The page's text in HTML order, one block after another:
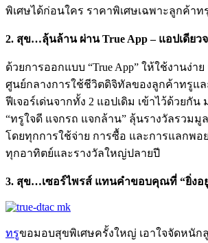
พิเศษได้ก่อนใคร ราคาพิเศษเฉพาะลูกค้า
2. สุข…ลุ้นล้าน ผ่าน True App – แอปเดียว
ด้วยการออกแบบ “True App” ให้ใช้งานง่า
ศูนย์กลางการใช้ชีวิตดิจิทัลของลูกค้าทรูแ
ฟีเจอร์เด่นจากทั้ง 2 แอปเดิม เข้าไว้ด้วยกั
“ทรูใจดี แจกรถ แจกล้าน” ลุ้นรางวัลรวมมู
โดยทุกการใช้จ่าย การซื้อ และการแลกพอ
ทุกอาทิตย์และรางวัลใหญ่ปลายปี
3. สุข…เซอร์ไพรส์ แทนคำขอบคุณที่ “ยิ่งอ
ทรูขอมอบสุขพิเศษครั้งใหญ่ เอาใจจัดหนัก